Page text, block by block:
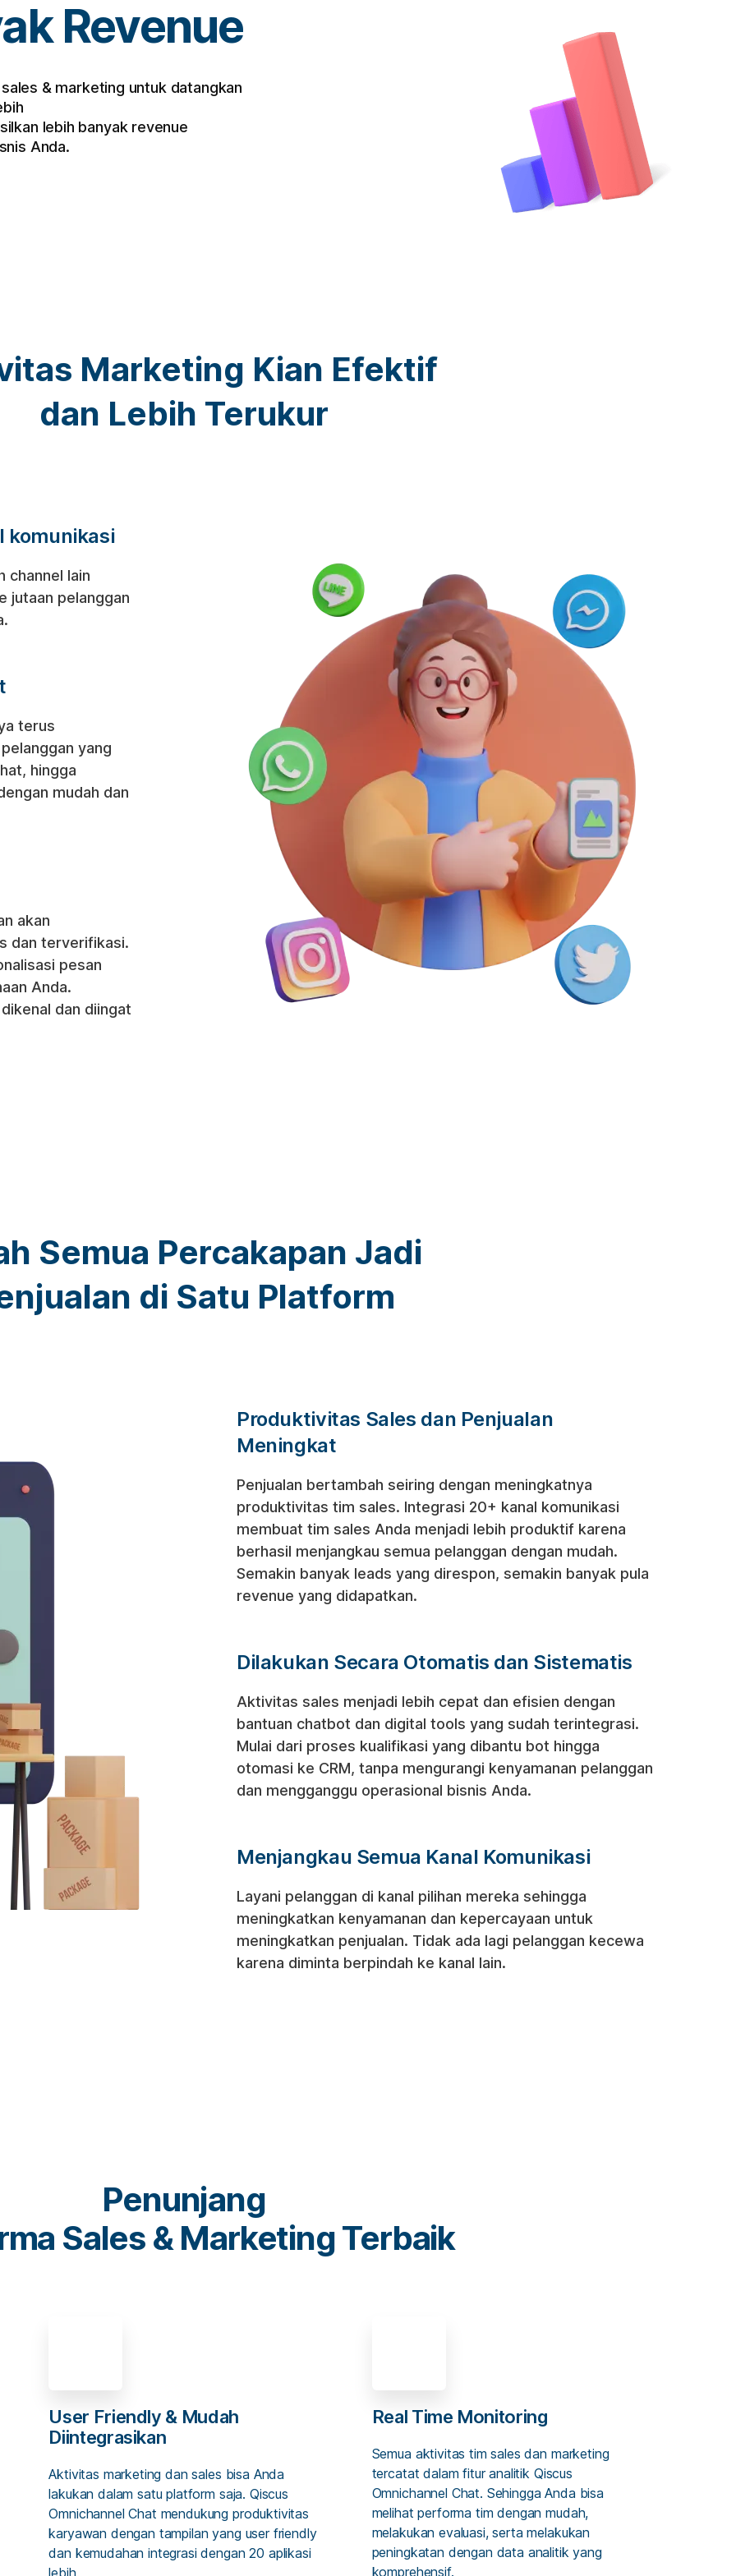
Revenue
& marketing untuk datangkan
lebih banyak revenue
Anda.
Marketing Kian Efektif
dan Lebih Terukur
komunikasi
channel lain
jutaan pelanggan
terus
yang
hingga
mudah dan
akan
dan terverifikasi.
pesan
Anda.
dan diingat
Semua Percakapan Jadi
di Satu Platform
Produktivitas Sales dan Penjualan
Meningkat
Penjualan bertambah seiring dengan meningkatnya
produktivitas tim sales. Integrasi 20+ kanal komunikasi
membuat tim sales Anda menjadi lebih produktif karena
berhasil menjangkau semua pelanggan dengan mudah.
Semakin banyak leads yang direspon, semakin banyak pula
revenue yang didapatkan.
Dilakukan Secara Otomatis dan Sistematis
Aktivitas sales menjadi lebih cepat dan efisien dengan
bantuan chatbot dan digital tools yang sudah terintegrasi.
Mulai dari proses kualifikasi yang dibantu bot hingga
otomasi ke CRM, tanpa mengurangi kenyamanan pelanggan
dan mengganggu operasional bisnis Anda.
Menjangkau Semua Kanal Komunikasi
Layani pelanggan di kanal pilihan mereka sehingga
meningkatkan kenyamanan dan kepercayaan untuk
meningkatkan penjualan. Tidak ada lagi pelanggan kecewa
karena diminta berpindah ke kanal lain.
Penunjang
Sales & Marketing Terbaik
User Friendly & Mudah
Diintegrasikan
Aktivitas marketing dan sales bisa Anda
lakukan dalam satu platform saja. Qiscus
Omnichannel Chat mendukung produktivitas
karyawan dengan tampilan yang user friendly
dan kemudahan integrasi dengan 20 aplikasi
Real Time Monitoring
Semua aktivitas tim sales dan marketing
tercatat dalam fitur analitik Qiscus
Omnichannel Chat. Sehingga Anda bisa
melihat performa tim dengan mudah,
melakukan evaluasi, serta melakukan
peningkatan dengan data analitik yang
komprehensif.